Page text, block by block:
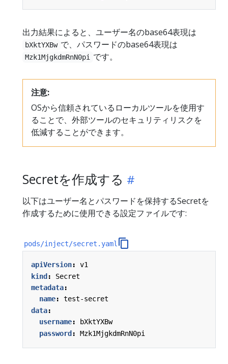
出力結果によると、ユーザー名のbase64表現は
bXktYXBw で、パスワードのbase64表現は
Mzk1MjgkdmRnN0pi です。
注意:
OSから信頼されているローカルツールを使用す
ることで、外部ツールのセキュリティリスクを
低減することができます。
Secretを作成する
以下はユーザー名とパスワードを保持するSecretを
作成するために使用できる設定ファイルです:
pods/inject/secret.yaml
apiVersion:
v1
kind:
Secret
metadata:
name:
test-secret
data:
username:
bXktYXBw
password: Mzk1MjgkdmRnN0pi